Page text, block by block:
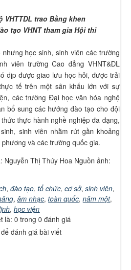
VHTTDL trao Bằng khen
tạo VHNT tham gia Hội thi
học sinh, sinh viên các trường
viên trường Cao đẳng VHNT&DL
dịp được giao lưu học hỏi, được trải
tế trên một sân khấu lớn với sự
các trường Đại học văn hóa nghệ
bổ sung các hướng đào tạo cho đội
thực hành nghề nghiệp đa dạng,
sinh viên nhằm rút gần khoảng
và các trường quốc gia.
Nguyễn Thị Thúy Hoa Nguồn ảnh:
,đào tạo,tổ chức,cơ sở,sinh viên,
,âm nhạc,toàn quốc,năm một,
,học viện
là: 0 trong 0 đánh giá
đánh giá bài viết